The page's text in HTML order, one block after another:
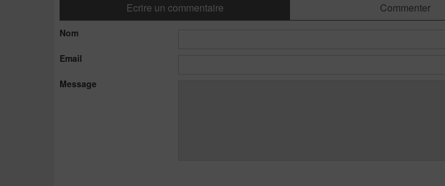
Ecrire un commentaire Commenter
Nom
Email
Message